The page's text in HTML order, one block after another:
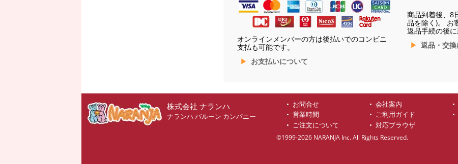
オンラインメンバーの方は後払いでのコンビニ
支払も可能です。
お支払いについて
商品到着後、8
品を除く)。 お
返品手続の後に
返品・交
株式会社 ナランハ
ナランハ バルーン カンパニー
お問合せ 会社案内
営業時間
ご利用ガイド
ご注文について
対応ブラウザ
©1999-2026 NARANJA Inc. All Rights Reserved.